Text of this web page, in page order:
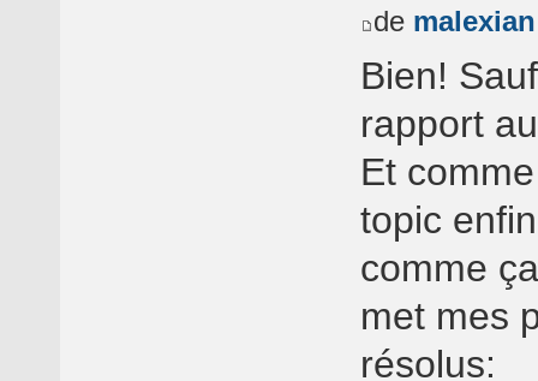
de malexian
Bien!
rapport
Et
topic
comme
met mes
résolus: